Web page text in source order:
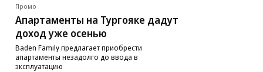
Промо
Апартаменты на Тургояке дадут
доход уже осенью
Baden Family предлагает приобрести
апартаменты незадолго до ввода в
эксплуатацию